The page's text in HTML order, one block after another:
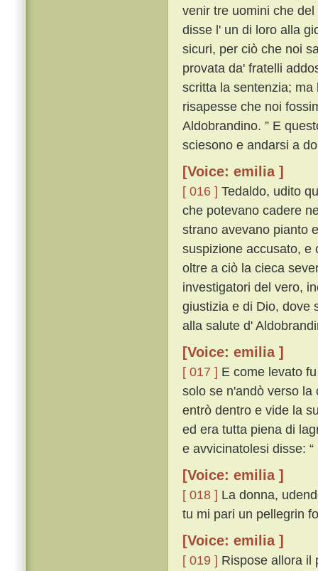
venir tre uomini che
disse l' un di loro alla
sicuri, per ciò che noi
provata da' fratelli
scritta la sentenzia;
risapesse che noi
Aldobrandino. ” E
sciesono e andarsi a
[Voice: emilia ]
[ 016 ] Tedaldo, udito
che potevano cadere
strano avevano pianto
suspizione accusato, e
oltre a ciò la cieca
investigatori del vero,
giustizia e di Dio, dove
alla salute d'
[Voice: emilia ]
[ 017 ] E come levato
solo se n'andò verso
entrò dentro e vide la
ed era tutta piena di
e avvicinatolesi disse:
[Voice: emilia ]
[ 018 ] La donna,
tu mi pari un pellegrin
[Voice: emilia ]
[ 019 ] Rispose allora il